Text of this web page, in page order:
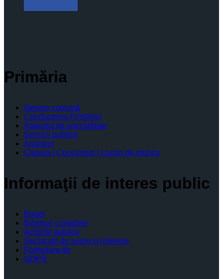
Primăria
Despre comună
Conducerea Primăriei
Aparatul de specialitate
Servicii publice
Anunturi
Cariera | Concursuri | Locuri de munca
Informaţii de interes public
Buget
Bilanţuri contabile
Achiziţii publice
Declaratii de avere si interese
Formulare tip
GDPR